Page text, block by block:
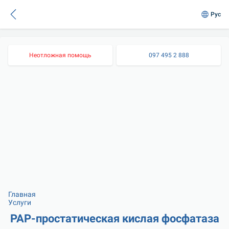
Рус
Неотложная помощь 097 495 2 888
Главная
Услуги
РАР-простатическая кислая фосфатаза